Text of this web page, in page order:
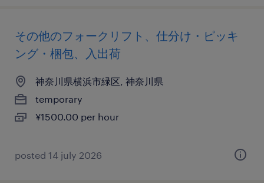
その他のフォークリフト、仕分け・ピッキ
ング・梱包、入出荷
神奈川県横浜市緑区, 神奈川県
temporary
¥1500.00 per hour
posted 14 july 2026